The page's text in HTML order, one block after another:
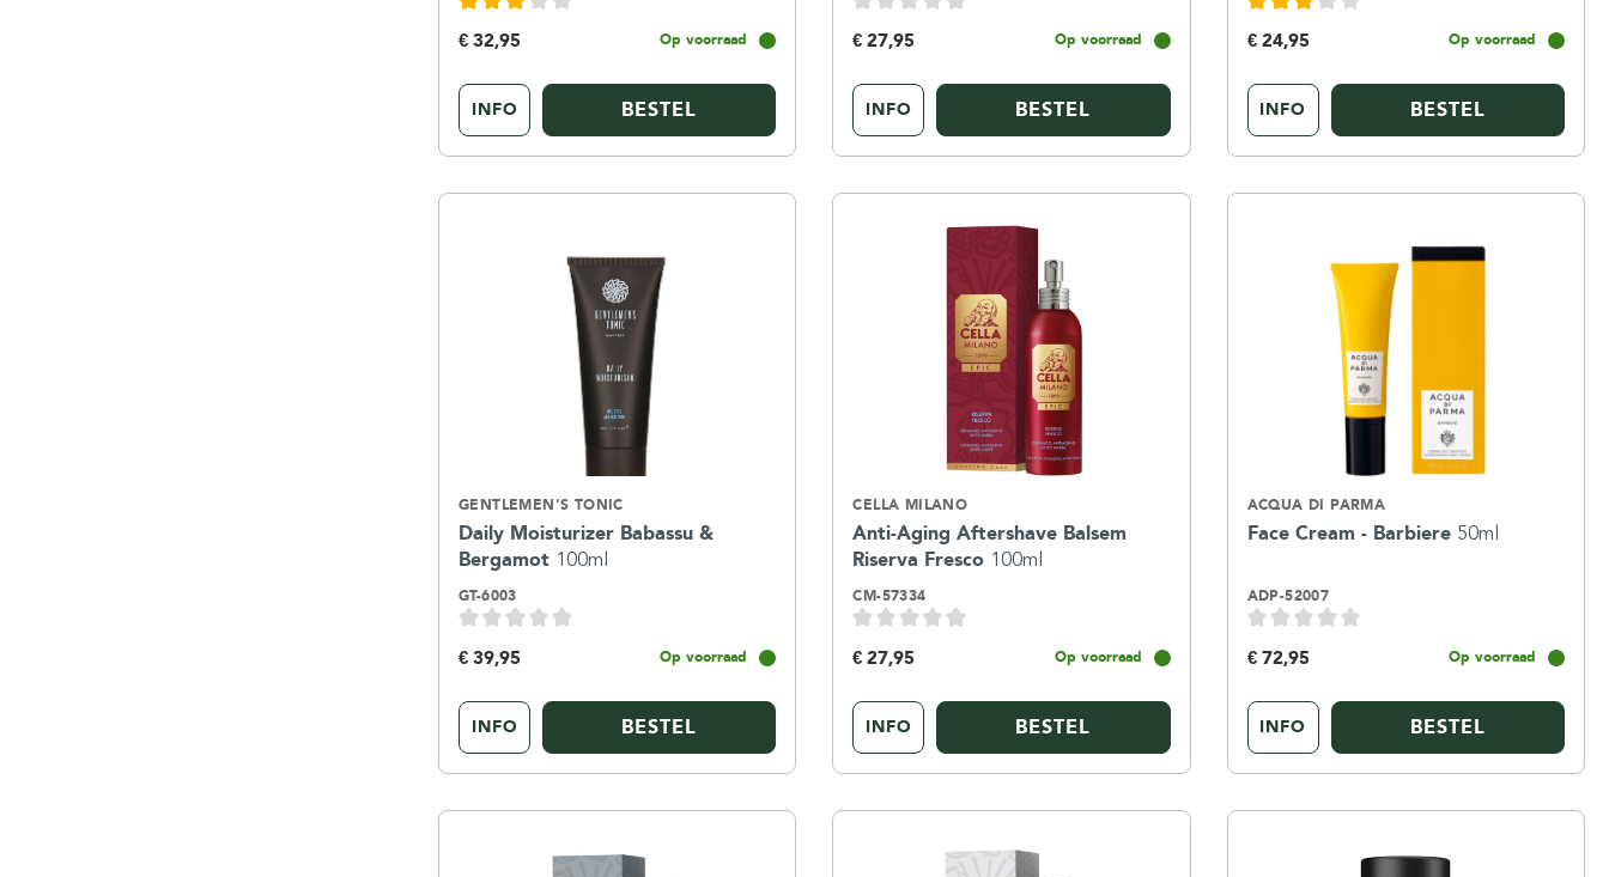
€ 32,95 Op voorraad
INFO BESTEL
€ 27,95 Op voorraad
INFO BESTEL
€ 24,95 Op voorraad
INFO BESTEL
GENTLEMEN'S TONIC
Daily Moisturizer Babassu &
Bergamot 100ml
GT-6003
€ 39,95 Op voorraad
INFO BESTEL
CELLA MILANO
Anti-Aging Aftershave Balsem
Riserva Fresco 100ml
CM-57334
€ 27,95 Op voorraad
INFO BESTEL
ACQUA DI PARMA
Face Cream - Barbiere 50ml
ADP-52007
€ 72,95 Op voorraad
INFO BESTEL